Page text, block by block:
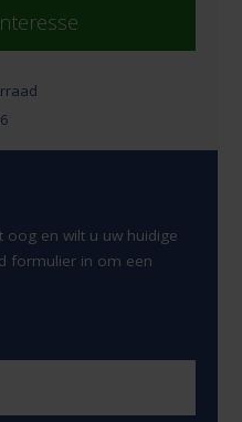
en wilt u uw huidige
formulier in om een